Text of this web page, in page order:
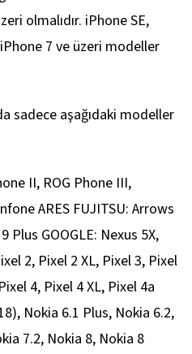
olmalıdır. iPhone SE,
7 ve üzeri modeller
sadece aşağıdaki modeller
II, ROG Phone III,
ARES FUJITSU: Arrows
Plus GOOGLE: Nexus 5X,
2, Pixel 2 XL, Pixel 3, Pixel
4, Pixel 4 XL, Pixel 4a
Nokia 6.1 Plus, Nokia 6.2,
7.2, Nokia 8, Nokia 8